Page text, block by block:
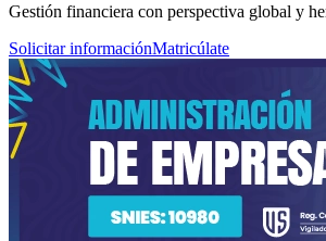
Gestión financiera con perspectiva global y
Solicitar informaciónMatricúlate